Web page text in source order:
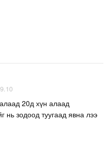
20д хүн алаад
нь зодоод туугаад явна лээ